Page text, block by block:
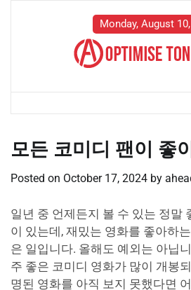
Monday, August
모든 코미디 팬이 좋
Posted on October 17, 2024 by
일년 중 언제든지 볼 수 있는 정말
이 있는데, 재밌는 영화를 좋아하
은 일입니다. 올해도 예외는 아닙
주 좋은 코미디 영화가 많이 개봉
명된 영화를 아직 보지 못했다면